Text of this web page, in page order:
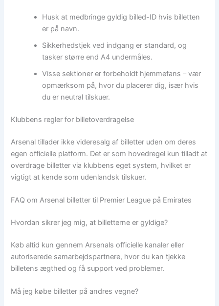
Husk at medbringe gyldig billed-ID hvis billetten
er på navn.
Sikkerhedstjek ved indgang er standard, og
tasker større end A4 undermåles.
Visse sektioner er forbeholdt hjemmefans – vær
opmærksom på, hvor du placerer dig, især hvis
du er neutral tilskuer.
Klubbens regler for billetoverdragelse
Arsenal tillader ikke videresalg af billetter uden om deres
egen officielle platform. Det er som hovedregel kun tilladt at
overdrage billetter via klubbens eget system, hvilket er
vigtigt at kende som udenlandsk tilskuer.
FAQ om Arsenal billetter til Premier League på Emirates
Hvordan sikrer jeg mig, at billetterne er gyldige?
Køb altid kun gennem Arsenals officielle kanaler eller
autoriserede samarbejdspartnere, hvor du kan tjekke
billetens ægthed og få support ved problemer.
Må jeg købe billetter på andres vegne?